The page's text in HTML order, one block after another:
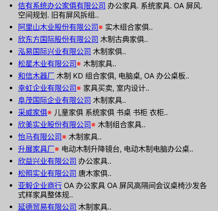
佶有系统办公家俱有限公司 办公家具. 系统家具. OA 屏风.
空间规划. 旧有屏风拆组..
阿里山木业股份有限公司※ 实木组合家俱..
欣东方国际股份有限公司 木制古典家俱..
泓易国际兴业有限公司 木制家俱..
松星木业有限公司※ 木制家具..
和信木器厂 木制 KD 组合家俱, 电脑桌, OA 办公桌板..
幸虹企业有限公司※ 家具买卖, 室内设计..
阜茂国际企业有限公司 木制家具..
采威家俱※ 儿童家俱 系统家俱 书桌 书柜 衣柜..
欣美实业股份有限公司※ 木制组合家具..
怡马有限公司※ 木制家具..
升展家具厂※ 电动木制升降镜台, 电动木制电脑办公桌..
欣益兴业有限公司 办公家具..
松照实业有限公司 唐木家俱..
亚毅企业商行 OA 办公家具 OA 屏风高隔间会议桌椅沙发各
式样家具整体规..
延德贸易有限公司 木制家具..